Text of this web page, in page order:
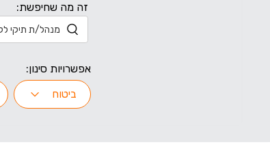
זה מה שחיפשת:
אפשרויות סינון:
ביטוח